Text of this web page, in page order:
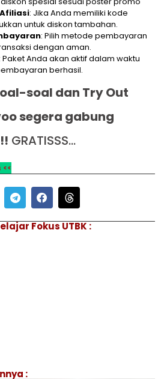
: Jika Anda memiliki kode
untuk diskon tambahan.
: Pilih metode pembayaran
dengan aman.
: Paket Anda akan aktif dalam waktu
berhasil.
soal dan Try Out
segera gabung
GRATISSS…
Fokus UTBK :
: